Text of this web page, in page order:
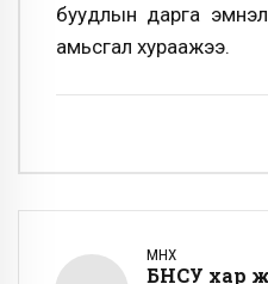
буудлын дарга
амьсгал хураажээ.
ӨМНӨХ
БНСУ хар